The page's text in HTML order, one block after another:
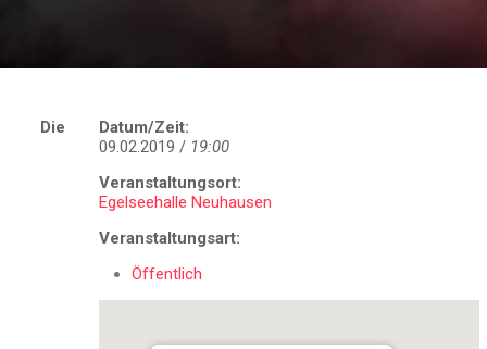
Datum/Zeit:
09.02.2019 / 19:00
Veranstaltungsort:
Egelseehalle Neuhausen
Veranstaltungsart:
Öffentlich
Die